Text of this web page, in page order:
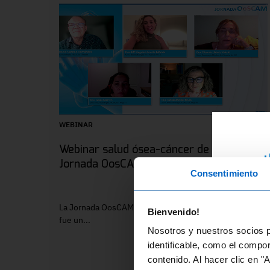
Consentimiento
Bienvenido!
Nosotros y nuestros socios
identificable, como el
contenido. Al hacer clic en
WEBINAR
Webinar salud ósea-cáncer de mama.
Jornada OosCAM
La Jornada OosCAM, celebrada el 2 de abril de 2024,
fue un...